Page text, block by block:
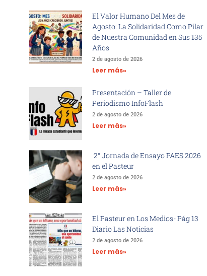
El Valor Humano Del Mes de
Agosto: La Solidaridad Como Pilar
de Nuestra Comunidad en Sus 135
Años
2 de agosto de 2026
Leer más»
Presentación – Taller de
Periodismo InfoFlash
2 de agosto de 2026
Leer más»
2° Jornada de Ensayo PAES 2026
en el Pasteur
2 de agosto de 2026
Leer más»
El Pasteur en Los Medios- Pág 13
Diario Las Noticias
2 de agosto de 2026
Leer más»